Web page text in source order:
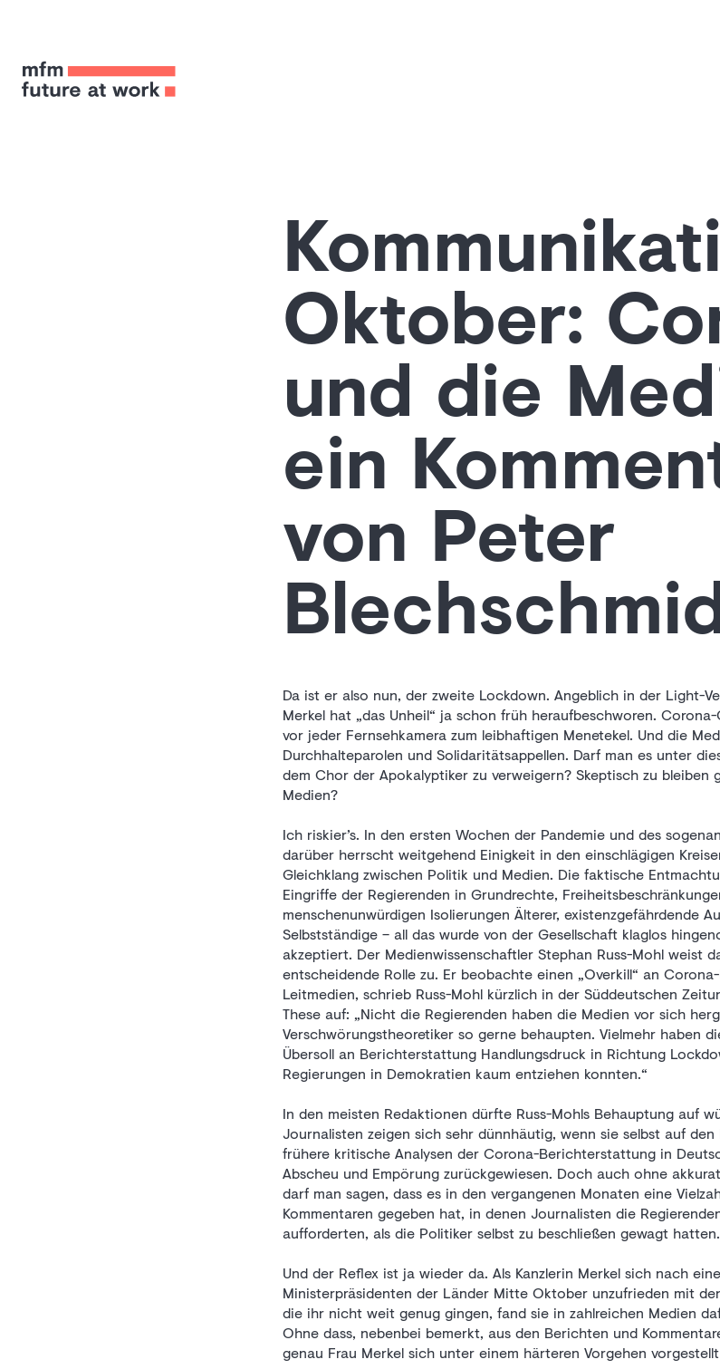
Oktober:
und die
ein
von Peter
Da ist er also nun, der zweite Lockdown. Angeblich in der Light-
Merkel hat „das Unheil“ ja schon früh heraufbeschworen.
vor jeder Fernsehkamera zum leibhaftigen Menetekel. Und die
Durchhalteparolen und Solidaritätsappellen. Darf man es unter
dem Chor der Apokalyptiker zu verweigern? Skeptisch zu bleiben
Medien?
Ich riskier’s. In den ersten Wochen der Pandemie und des
darüber herrscht weitgehend Einigkeit in den einschlägigen
Gleichklang zwischen Politik und Medien. Die faktische
Eingriffe der Regierenden in Grundrechte,
menschenunwürdigen Isolierungen Älterer, existenzgefährdende
Selbstständige – all das wurde von der Gesellschaft klaglos
akzeptiert. Der Medienwissenschaftler Stephan Russ-Mohl weist
entscheidende Rolle zu. Er beobachte einen „Overkill“ an
Leitmedien, schrieb Russ-Mohl kürzlich in der Süddeutschen
These auf: „Nicht die Regierenden haben die Medien vor sich
Verschwörungstheoretiker so gerne behaupten. Vielmehr haben
Übersoll an Berichterstattung Handlungsdruck in Richtung
Regierungen in Demokratien kaum entziehen konnten.“
In den meisten Redaktionen dürfte Russ-Mohls Behauptung auf
Journalisten zeigen sich sehr dünnhäutig, wenn sie selbst auf
frühere kritische Analysen der Corona-Berichterstattung in
Abscheu und Empörung zurückgewiesen. Doch auch ohne
darf man sagen, dass es in den vergangenen Monaten eine
Kommentaren gegeben hat, in denen Journalisten die
aufforderten, als die Politiker selbst zu beschließen gewagt hatten.
Und der Reflex ist ja wieder da. Als Kanzlerin Merkel sich nach
Ministerpräsidenten der Länder Mitte Oktober unzufrieden mit
die ihr nicht weit genug gingen, fand sie in zahlreichen Medien
Ohne dass, nebenbei bemerkt, aus den Berichten und
genau Frau Merkel sich unter einem härteren Vorgehen